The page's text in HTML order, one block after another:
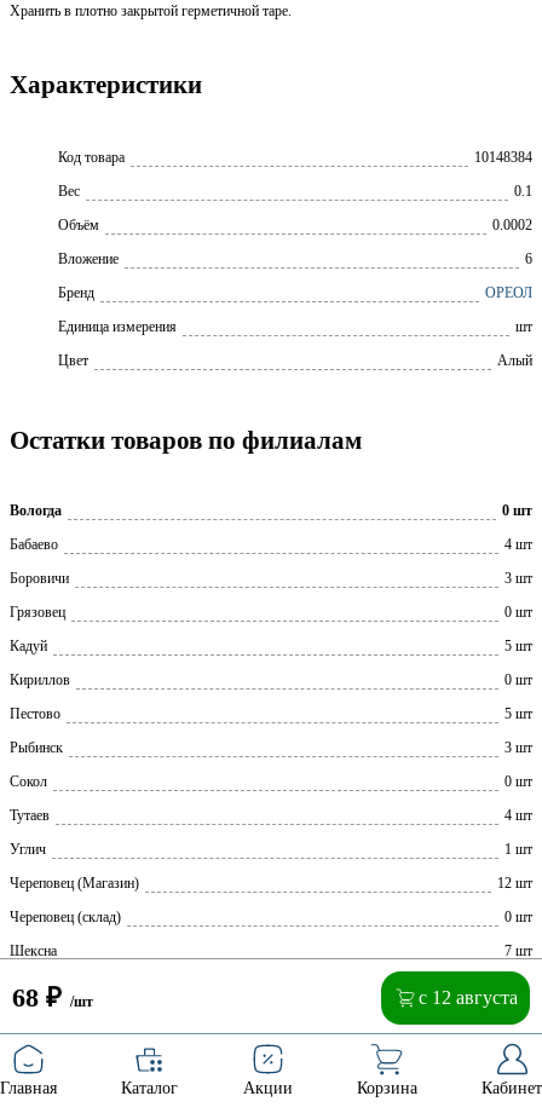
Хранить в плотно закрытой герметичной таре.
Характеристики
Код товара
10148384
Вес
0.1
Объём
0.0002
Вложение
6
Бренд
ОРЕОЛ
Единица измерения
шт
Цвет
Алый
Остатки товаров по филиалам
Вологда
0 шт
Бабаево
4 шт
Боровичи
3 шт
Грязовец
0 шт
Кадуй
5 шт
Кириллов
0 шт
Пестово
5 шт
Рыбинск
3 шт
Сокол
0 шт
Тутаев
4 шт
Углич
1 шт
Череповец (Магазин)
12 шт
Череповец (склад)
0 шт
Шексна
7 шт
68 ₽ /шт с 12 августа
Главная Каталог Акции Корзина Кабинет